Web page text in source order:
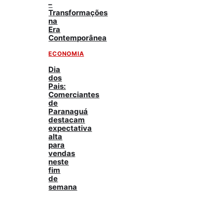
–
Transformações
na
Era
Contemporânea
ECONOMIA
Dia
dos
Pais:
Comerciantes
de
Paranaguá
destacam
expectativa
alta
para
vendas
neste
fim
de
semana